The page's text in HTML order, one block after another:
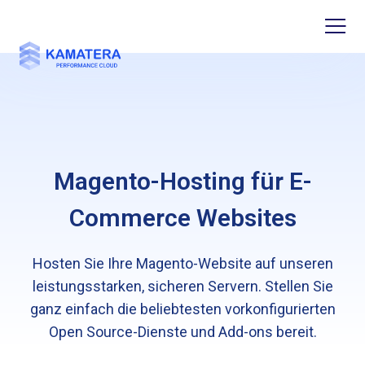
Magento-Hosting für E-
Commerce Websites
Hosten Sie Ihre Magento-Website auf unseren
leistungsstarken, sicheren Servern. Stellen Sie
ganz einfach die beliebtesten vorkonfigurierten
Open Source-Dienste und Add-ons bereit.